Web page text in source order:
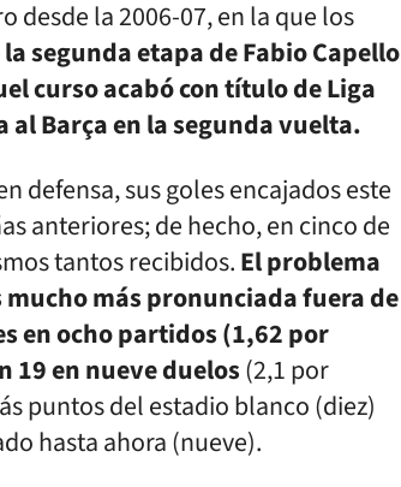
desde la 2006-07, en la que los
la segunda etapa de Fabio Capello
curso acabó con título de Liga
Barça en la segunda vuelta.
defensa, sus goles encajados este
anteriores; de hecho, en cinco de
tantos recibidos.El problema
más pronunciada fuera de
en ocho partidos (1,62 por
19 en nueve duelos(2,1 por
puntos del estadio blanco (diez)
hasta ahora (nueve).